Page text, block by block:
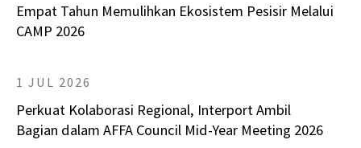
Empat Tahun Memulihkan Ekosistem Pesisir Melalui
CAMP 2026
1 JUL 2026
Perkuat Kolaborasi Regional, Interport Ambil
Bagian dalam AFFA Council Mid-Year Meeting 2026